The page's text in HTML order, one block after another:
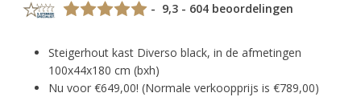
- 9,3 - 604 beoordelingen
Steigerhout kast Diverso black, in de afmetingen
100x44x180 cm (bxh)
Nu voor €649,00! (Normale verkoopprijs is €789,00)